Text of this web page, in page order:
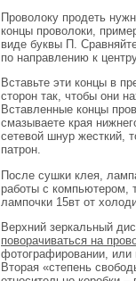
Проволоку продеть
концы проволоки,
виде буквы П.
по направлению к
Вставьте эти концы в
сторон так, чтобы они
Вставленные концы
смазываете края
сетевой шнур жесткий,
патрон.
После сушки клея,
работы с компьютером,
лампочки 15вт от
Верхний зеркальный
поворачиваться на
фотографировании, или
Вторая «степень